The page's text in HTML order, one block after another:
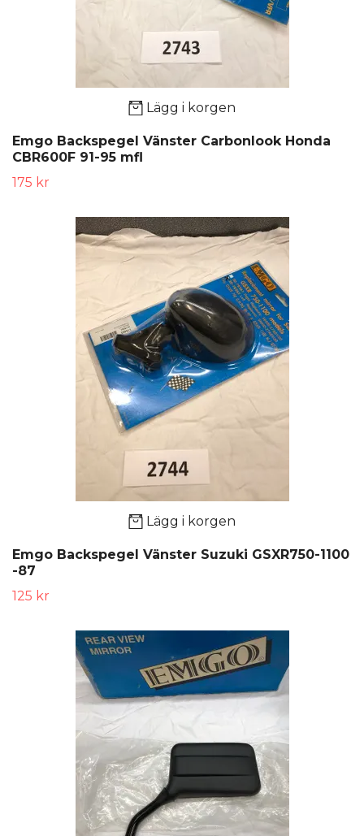
Lägg i korgen
Emgo Backspegel Vänster Carbonlook Honda
CBR600F 91-95 mfl
175 kr
Lägg i korgen
Emgo Backspegel Vänster Suzuki GSXR750-1100
-87
125 kr